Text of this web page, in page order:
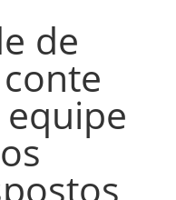
de